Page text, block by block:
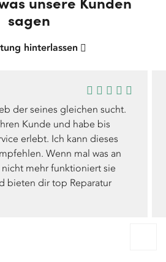
sagen
hinterlassen
der seines gleichen sucht.
Kunde und habe bis
erlebt. Ich kann dieses
Wenn mal was an
mehr funktioniert sie
bieten dir top Reparatur